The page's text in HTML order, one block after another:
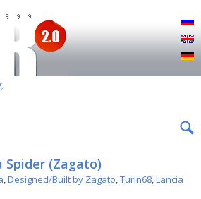
Spider (Zagato)
,Designed/Built by Zagato,Turin68,Lancia